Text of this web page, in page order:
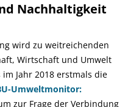
Nachhaltigkeit
wird zu weitreichenden
Wirtschaft und Umwelt
Jahr 2018 erstmals die
Umweltmonitor:
zur Frage der Verbindung